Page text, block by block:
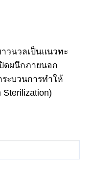
วนวลเป็นแนวทะ
ดผนึกภายนอก
ะบวนการทำให้